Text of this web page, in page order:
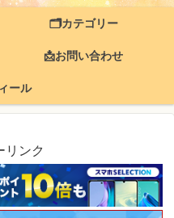
🗂️カテゴリー
📩お問い合わせ
ール
リンク